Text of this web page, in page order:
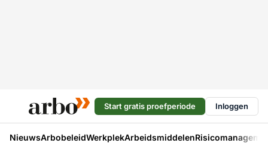
Start gratis proefperiode Inloggen
NieuwsArbobeleidWerkplekArbeidsmiddelen